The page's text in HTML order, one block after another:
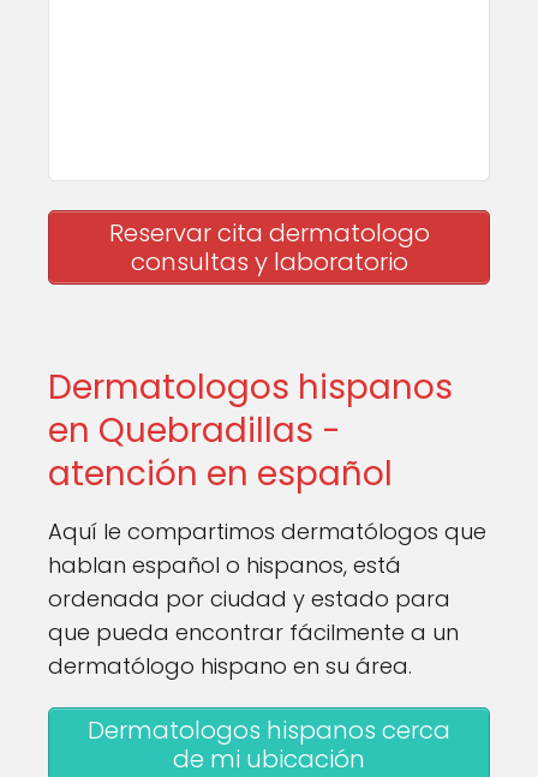
Reservar cita dermatologo
consultas y laboratorio
Dermatologos hispanos
en Quebradillas -
atención en español
Aquí le compartimos dermatólogos que
hablan español o hispanos, está
ordenada por ciudad y estado para
que pueda encontrar fácilmente a un
dermatólogo hispano en su área.
Dermatologos hispanos cerca
de mi ubicación